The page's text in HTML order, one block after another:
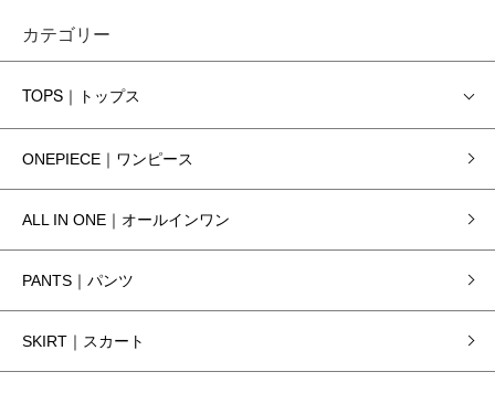
カテゴリー
TOPS｜トップス
ONEPIECE｜ワンピース
ALL IN ONE｜オールインワン
PANTS｜パンツ
SKIRT｜スカート